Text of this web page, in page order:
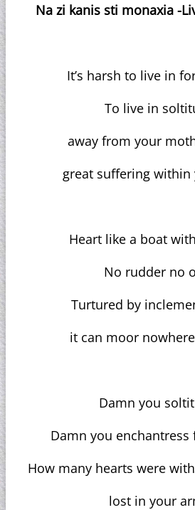
Na zi kanis sti monaxia -
It’s harsh to live in
To live in
away from your
great suffering within
Heart like a boat
No rudder no
Turtured by
it can moor
Damn you
Damn you enchantress
How many hearts were
lost in your